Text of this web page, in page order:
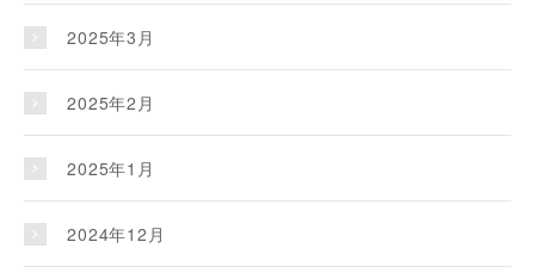
2025年3月
2025年2月
2025年1月
2024年12月